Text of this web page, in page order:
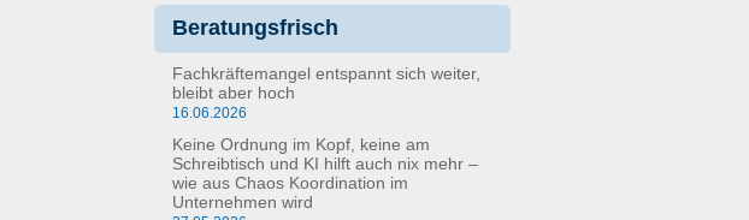
Beratungsfrisch
Fachkräftemangel entspannt sich weiter,
bleibt aber hoch
16.06.2026
Keine Ordnung im Kopf, keine am
Schreibtisch und KI hilft auch nix mehr –
wie aus Chaos Koordination im
Unternehmen wird